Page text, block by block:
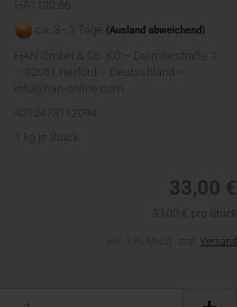
HA1120.86
ca. 3 - 5 Tage (Ausland abweichend)
HAN GmbH & Co. KG – Daimlerstraße 2
– 32051 Herford – Deutschland –
info@han-online.com
4012473112094
kg je Stück
33,00 €
Versand